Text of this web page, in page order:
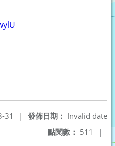
發佈日期： Invalid date
31
|
點閱數： 511 |